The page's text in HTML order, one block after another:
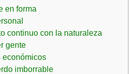
en forma
continuo con la naturaleza
gente
económicos
imborrable